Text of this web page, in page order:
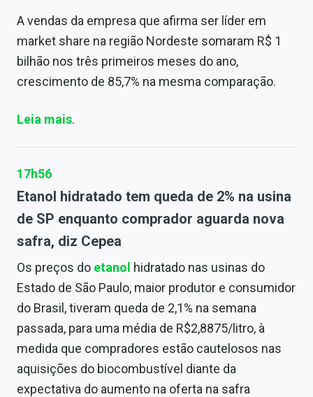
A vendas da empresa que afirma ser líder em
market share na região Nordeste somaram R$ 1
bilhão nos três primeiros meses do ano,
crescimento de 85,7% na mesma comparação.
Leia mais.
17h56
Etanol hidratado tem queda de 2% na usina
de SP enquanto comprador aguarda nova
safra, diz Cepea
Os preços do etanol hidratado nas usinas do
Estado de São Paulo, maior produtor e consumidor
do Brasil, tiveram queda de 2,1% na semana
passada, para uma média de R$2,8875/litro, à
medida que compradores estão cautelosos nas
aquisições do biocombustível diante da
expectativa do aumento na oferta na safra